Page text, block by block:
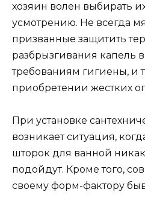
хозяин волен выбирать
усмотрению. Не всегда
призванные защитить
разбрызгивания капель
требованиям гигиены, и
приобретении жестких
При установке
возникает ситуация,
шторок для ванной
подойдут. Кроме того,
своему форм-фактору